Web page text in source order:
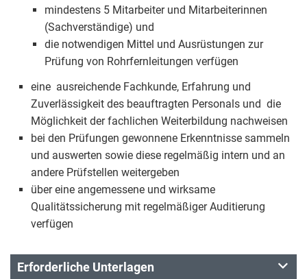
mindestens 5 Mitarbeiter und Mitarbeiterinnen
(Sachverständige) und
die notwendigen Mittel und Ausrüstungen zur
Prüfung von Rohrfernleitungen verfügen
eine ausreichende Fachkunde, Erfahrung und
Zuverlässigkeit des beauftragten Personals und die
Möglichkeit der fachlichen Weiterbildung nachweisen
bei den Prüfungen gewonnene Erkenntnisse sammeln
und auswerten sowie diese regelmäßig intern und an
andere Prüfstellen weitergeben
über eine angemessene und wirksame
Qualitätssicherung mit regelmäßiger Auditierung
verfügen
Erforderliche Unterlagen